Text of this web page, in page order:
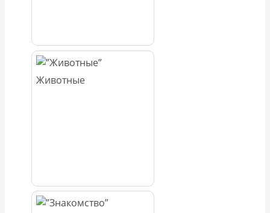
Животные